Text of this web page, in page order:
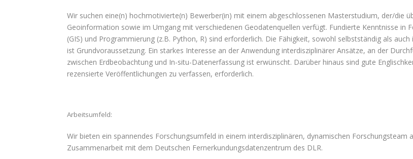
Wir suchen eine(n) hochmotivierte(n) Bewerber(in) mit einem abgeschlossenen Masterstudium, der/die
Geoinformation sowie im Umgang mit verschiedenen Geodatenquellen verfügt. Fundierte Kenntnisse in
(GIS) und Programmierung (z.B. Python, R) sind erforderlich. Die Fähigkeit, sowohl selbstständig als
ist Grundvoraussetzung. Ein starkes Interesse an der Anwendung interdisziplinärer Ansätze, an der
zwischen Erdbeobachtung und In-situ-Datenerfassung ist erwünscht. Darüber hinaus sind gute
rezensierte Veröffentlichungen zu verfassen, erforderlich.
Arbeitsumfeld:
Wir bieten ein spannendes Forschungsumfeld in einem interdisziplinären, dynamischen Forschungsteam
Zusammenarbeit mit dem Deutschen Fernerkundungsdatenzentrum des DLR.